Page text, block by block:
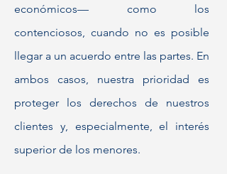
económicos— como los
contenciosos, cuando no es posible
llegar a un acuerdo entre las partes. En
ambos casos, nuestra prioridad es
proteger los derechos de nuestros
clientes y, especialmente, el interés
superior de los menores.